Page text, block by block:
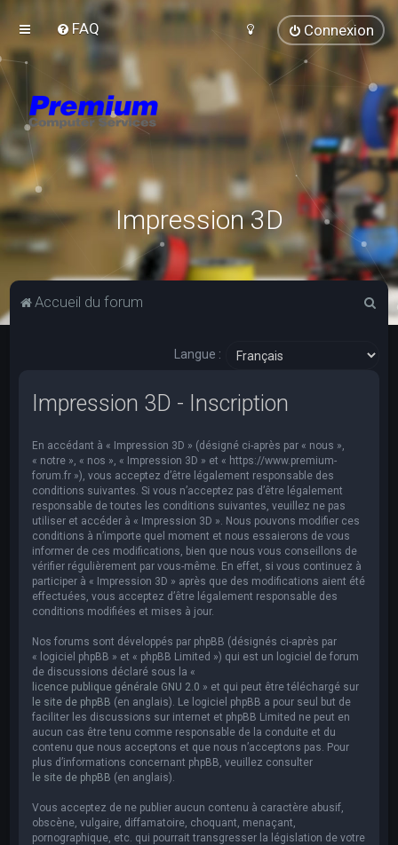
FAQ Connexion
Impression 3D
Accueil du forum
Langue :
Impression 3D - Inscription
En accédant à « Impression 3D » (désigné ci-après par « nous »,
« notre », « nos », « Impression 3D » et « https://www.premium-
forum.fr »), vous acceptez d’être légalement responsable des
conditions suivantes. Si vous n’acceptez pas d’être légalement
responsable de toutes les conditions suivantes, veuillez ne pas
utiliser et accéder à « Impression 3D ». Nous pouvons modifier ces
conditions à n’importe quel moment et nous essaierons de vous
informer de ces modifications, bien que nous vous conseillons de
vérifier régulièrement par vous-même. En effet, si vous continuez à
participer à « Impression 3D » après que des modifications aient été
effectuées, vous acceptez d’être légalement responsable des
conditions modifiées et mises à jour.
Nos forums sont développés par phpBB (désignés ci-après par
« logiciel phpBB » et « phpBB Limited ») qui est un logiciel de forum
de discussions déclaré sous la «
licence publique générale GNU 2.0 » et qui peut être téléchargé sur
le site de phpBB (en anglais). Le logiciel phpBB a pour seul but de
faciliter les discussions sur internet et phpBB Limited ne peut en
aucun cas être tenu comme responsable de la conduite et du
contenu que nous acceptons et que nous n’acceptons pas. Pour
plus d’informations concernant phpBB, veuillez consulter
le site de phpBB (en anglais).
Vous acceptez de ne publier aucun contenu à caractère abusif,
obscène, vulgaire, diffamatoire, choquant, menaçant,
pornographique, etc. qui pourrait transgresser la législation de votre